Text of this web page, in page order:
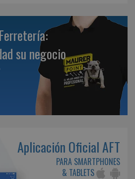
su negocio
Aplicación Oficial AFT
PARA SMARTPHONES
& TABLETS